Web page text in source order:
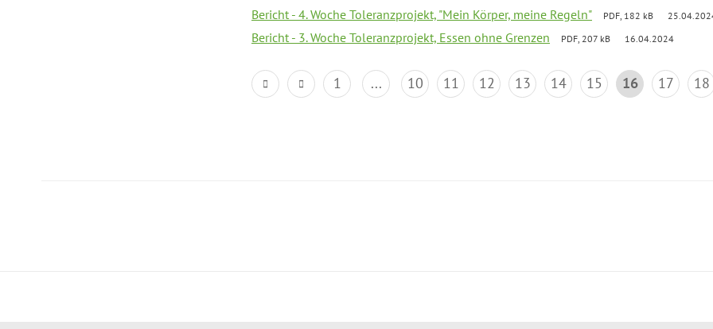
Bericht - 4. Woche Toleranzprojekt, "Mein Körper, meine Regeln" PDF, 182 kB
Bericht - 3. Woche Toleranzprojekt, Essen ohne Grenzen PDF, 207 kB 16.04.2024
1 ... 10 11 12 13 14 15 16 17 18